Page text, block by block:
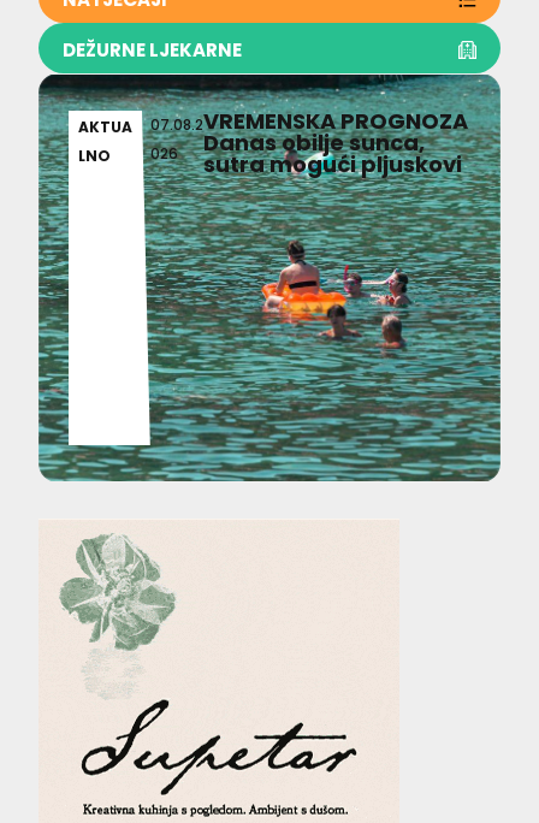
DEŽURNE LJEKARNE
AKTUA
LNO
07.08.2
026
VREMENSKA PROGNOZA
Danas obilje sunca,
sutra mogući pljuskovi